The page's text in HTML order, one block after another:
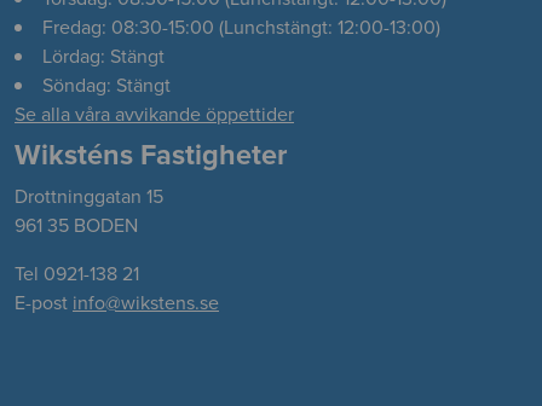
Fredag: 08:30-15:00 (Lunchstängt: 12:00-13:00)
Lördag: Stängt
Söndag: Stängt
Se alla våra avvikande öppettider
Wiksténs Fastigheter
Drottninggatan 15
961 35 BODEN
Tel 0921-138 21
E-post info@wikstens.se